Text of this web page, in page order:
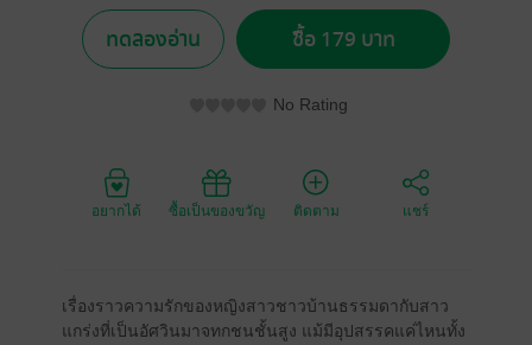
ทดลองอ่าน ซื้อ 179 บาท
No Rating
อยากได้ ซื้อเป็นของขวัญ ติดตาม แชร์
เรื่องราวความรักของหญิงสาวชาวบ้านธรรมดากับสาว
แกร่งที่เป็นอัศวินมาจทกชนชั้นสูง แม้มีอุปสรรคแค่ไหนทั้ง